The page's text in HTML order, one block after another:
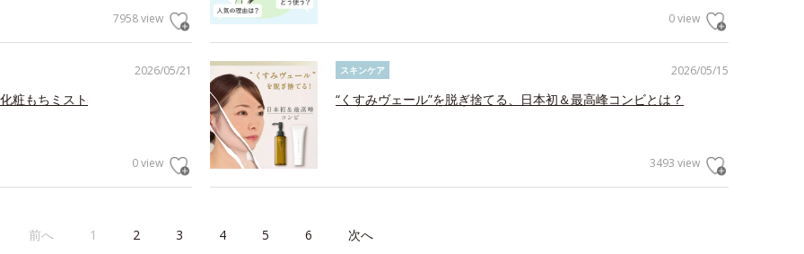
7958 view 0 view
2026/05/21
粧もちミスト
0 view
2026/05/15
スキンケア
“くすみヴェール”を脱ぎ捨てる、日本初＆最高峰コンビとは？
3493 view
前へ 1 2 3 4 5 6 次へ